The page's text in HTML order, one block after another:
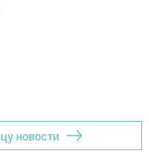
новости